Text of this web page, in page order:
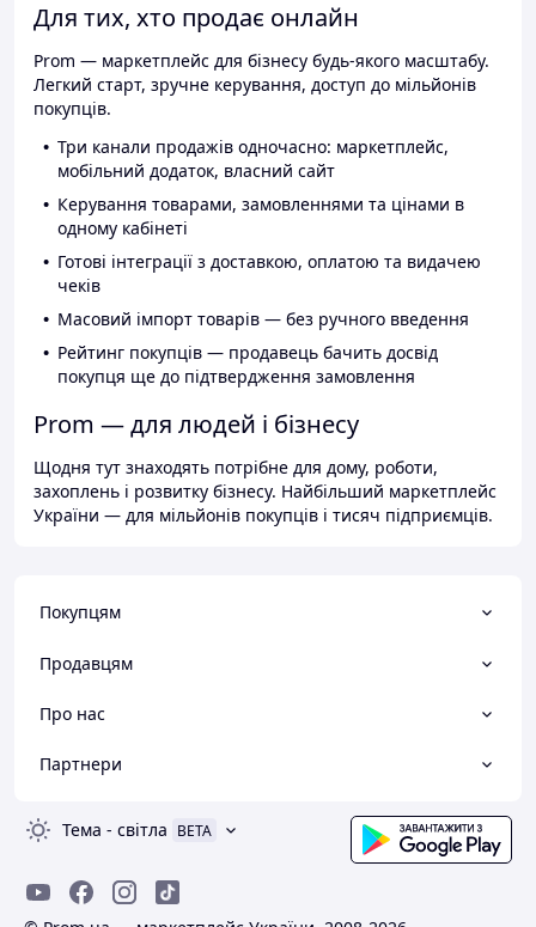
Для тих, хто продає онлайн
Prom — маркетплейс для бізнесу будь-якого масштабу.
Легкий старт, зручне керування, доступ до мільйонів
покупців.
Три канали продажів одночасно: маркетплейс,
мобільний додаток, власний сайт
Керування товарами, замовленнями та цінами в
одному кабінеті
Готові інтеграції з доставкою, оплатою та видачею
чеків
Масовий імпорт товарів — без ручного введення
Рейтинг покупців — продавець бачить досвід
покупця ще до підтвердження замовлення
Prom — для людей і бізнесу
Щодня тут знаходять потрібне для дому, роботи,
захоплень і розвитку бізнесу. Найбільший маркетплейс
України — для мільйонів покупців і тисяч підприємців.
Покупцям
Продавцям
Про нас
Партнери
Тема - світла BETA